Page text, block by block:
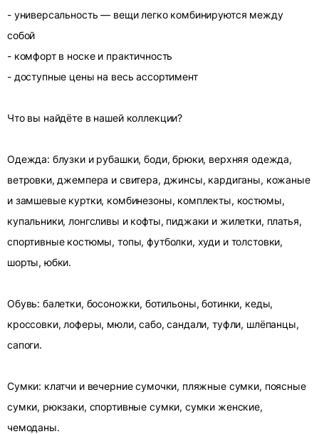
- универсальность — вещи легко комбинируются между
собой
- комфорт в носке и практичность
- доступные цены на весь ассортимент
Что вы найдёте в нашей коллекции?
Одежда: блузки и рубашки, боди, брюки, верхняя одежда,
ветровки, джемпера и свитера, джинсы, кардиганы, кожаные
и замшевые куртки, комбинезоны, комплекты, костюмы,
купальники, лонгсливы и кофты, пиджаки и жилетки, платья,
спортивные костюмы, топы, футболки, худи и толстовки,
шорты, юбки.
Обувь: балетки, босоножки, ботильоны, ботинки, кеды,
кроссовки, лоферы, мюли, сабо, сандали, туфли, шлёпанцы,
сапоги.
Сумки: клатчи и вечерние сумочки, пляжные сумки, поясные
сумки, рюкзаки, спортивные сумки, сумки женские,
чемоданы.